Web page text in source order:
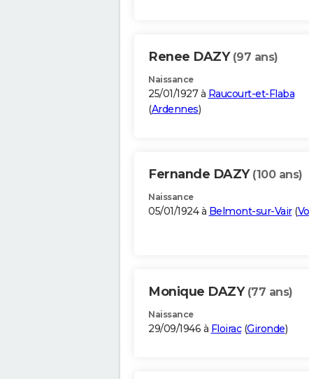
Renee DAZY (97 ans)
Naissance
25/01/1927 à Raucourt-et-Flaba
(Ardennes)
Fernande DAZY (100 ans)
Naissance
05/01/1924 à Belmont-sur-Vair(
Monique DAZY (77 ans)
Naissance
29/09/1946 à Floirac(Gironde)